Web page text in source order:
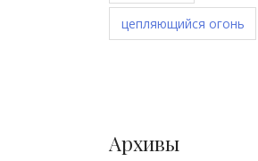
цепляющийся огонь
Архивы